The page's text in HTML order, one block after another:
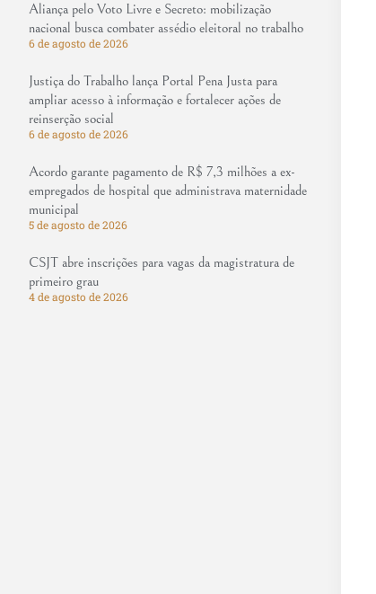
Aliança pelo Voto Livre e Secreto: mobilização
nacional busca combater assédio eleitoral no trabalho
6 de agosto de 2026
Justiça do Trabalho lança Portal Pena Justa para
ampliar acesso à informação e fortalecer ações de
reinserção social
6 de agosto de 2026
Acordo garante pagamento de R$ 7,3 milhões a ex-
empregados de hospital que administrava maternidade
municipal
5 de agosto de 2026
CSJT abre inscrições para vagas da magistratura de
primeiro grau
4 de agosto de 2026